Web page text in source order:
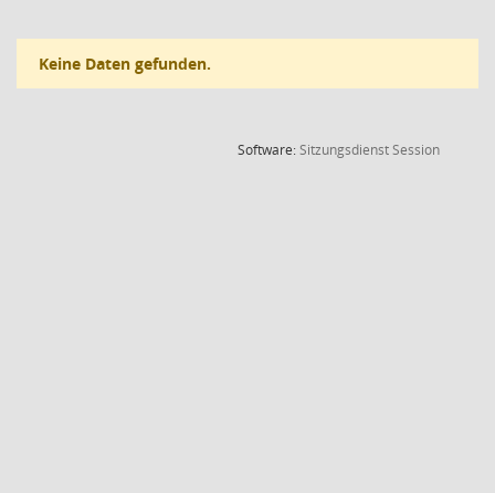
Keine Daten gefunden.
Software:SitzungsdienstSession(Wird in